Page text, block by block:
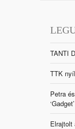
TANTI
TTK
Petra
Elrajtolt